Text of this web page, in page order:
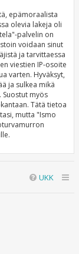
epämoraalista
olevia lakeja oli
palvelin on
voidaan sinut
ja tarvittaessa
viestien IP-osoite
varten. Hyväksyt,
ja sulkea mikä
Suostut myös
Tätä tietoa
mutta "Ismo
UKK